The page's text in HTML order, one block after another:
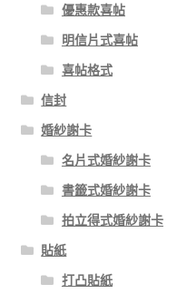
優惠款喜帖
明信片式喜帖
喜帖格式
信封
婚紗謝卡
名片式婚紗謝卡
書籤式婚紗謝卡
拍立得式婚紗謝卡
貼紙
打凸貼紙